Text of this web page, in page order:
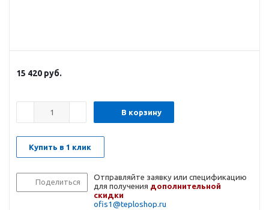
15 420 руб.
В корзину
Купить в 1 клик
Поделиться
Отправляйте заявку или спецификацию
для получения дополнительной
скидки
ofis1@teploshop.ru